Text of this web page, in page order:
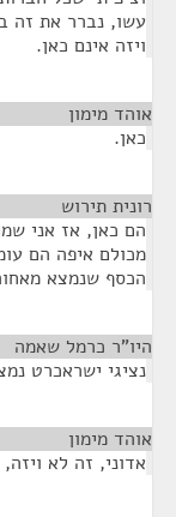
עשו, נברר את זה
ויזה אינם כאן.
אוהד מימון
כאן.
רונית תירוש
הם כאן, אז אני
מכולם איפה הם
הכסף שנמצא
היו"ר כרמל שאמה
נציגי ישראכרט
אוהד מימון
אדוני, זה לא